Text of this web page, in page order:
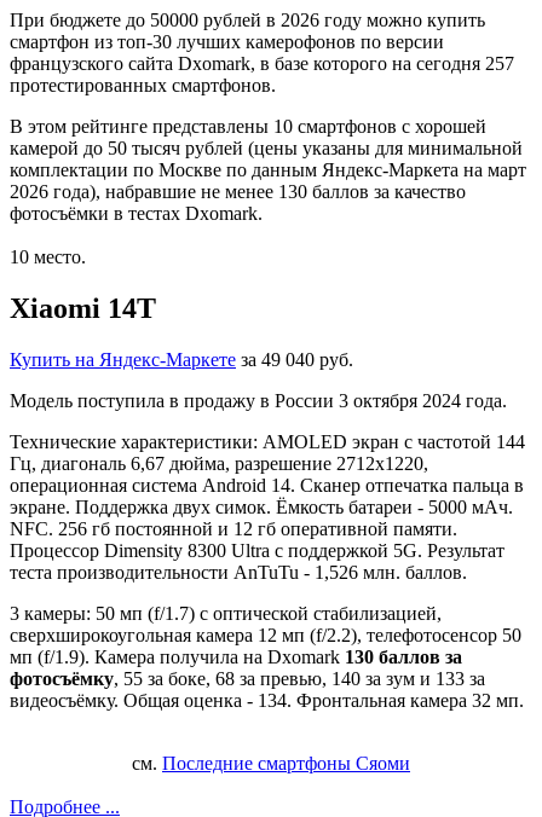
При бюджете до 50000 рублей в 2026 году можно купить
смартфон из топ-30 лучших камерофонов по версии
французского сайта Dxomark, в базе которого на сегодня 257
протестированных смартфонов.
В этом рейтинге представлены 10 смартфонов с хорошей
камерой до 50 тысяч рублей (цены указаны для минимальной
комплектации по Москве по данным Яндекс-Маркета на март
2026 года), набравшие не менее 130 баллов за качество
фотосъёмки в тестах Dxomark.
10 место.
Xiaomi 14T
Купить на Яндекс-Маркете за 49 040 руб.
Модель поступила в продажу в России 3 октября 2024 года.
Технические характеристики: AMOLED экран с частотой 144
Гц, диагональ 6,67 дюйма, разрешение 2712x1220,
операционная система Android 14. Сканер отпечатка пальца в
экране. Поддержка двух симок. Ёмкость батареи - 5000 мАч.
NFC. 256 гб постоянной и 12 гб оперативной памяти.
Процессор Dimensity 8300 Ultra с поддержкой 5G. Результат
теста производительности AnTuTu - 1,526 млн. баллов.
3 камеры: 50 мп (f/1.7) с оптической стабилизацией,
сверхширокоугольная камера 12 мп (f/2.2), телефотосенсор 50
мп (f/1.9). Камера получила на Dxomark 130 баллов за
фотосъёмку, 55 за боке, 68 за превью, 140 за зум и 133 за
видеосъёмку. Общая оценка - 134. Фронтальная камера 32 мп.
см. Последние смартфоны Сяоми
Подробнее ...